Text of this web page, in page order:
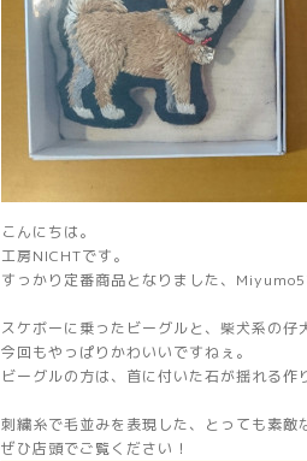
こんにちは。
工房NICHTです。
すっかり定番商品となりました、
スケボーに乗ったビーグルと、柴犬系の仔
今回もやっぱりかわいいですねぇ。
ビーグルの方は、首に付いた石が揺れる
刺繍糸で毛並みを表現した、とっても素敵
ぜひ店頭でご覧ください！